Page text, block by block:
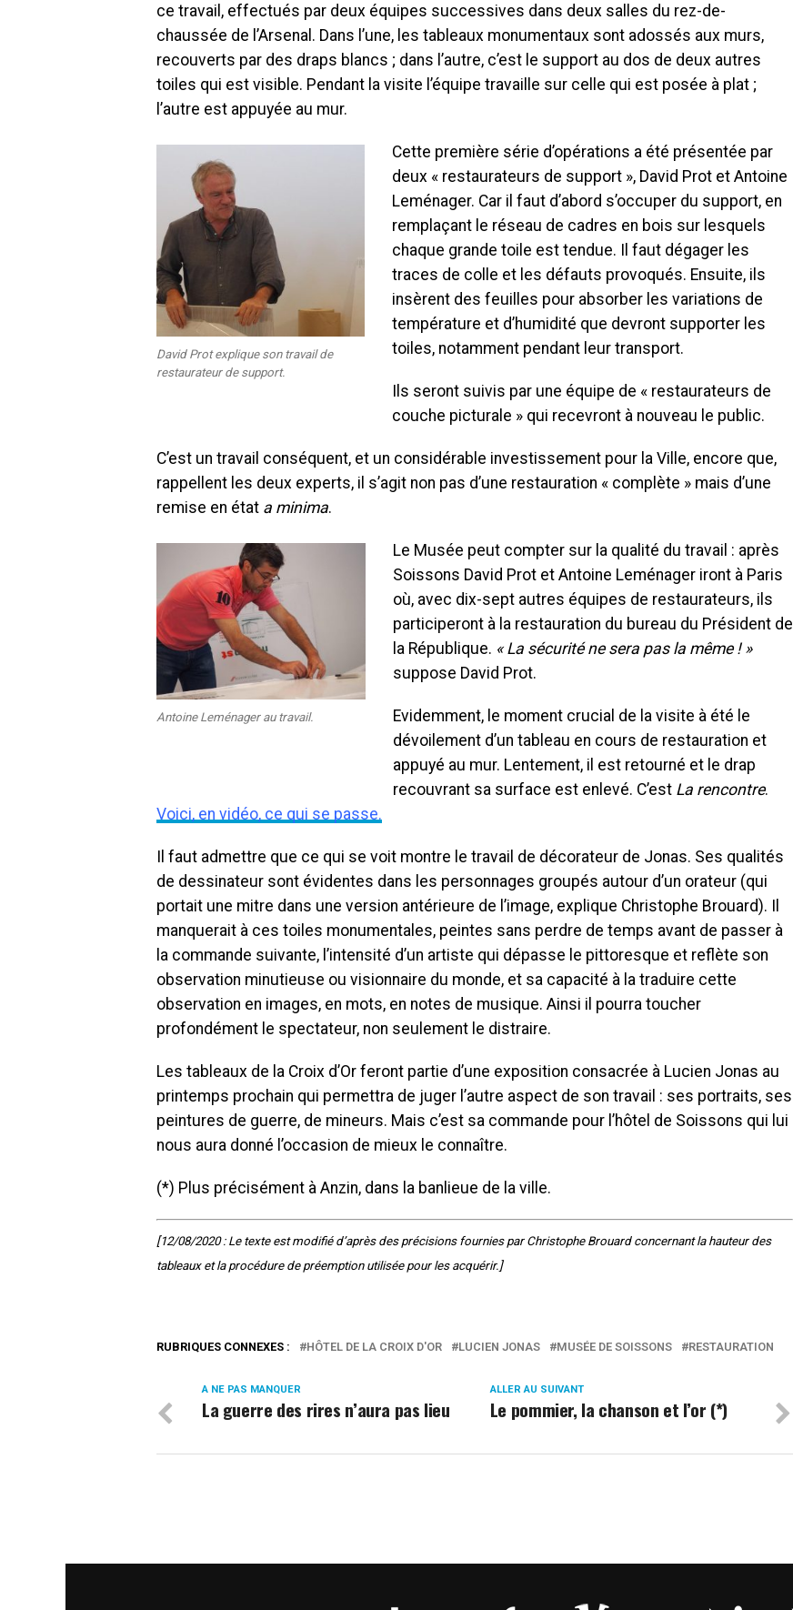
ce travail, effectués par deux équipes successives dans deux salles du rez-de-
chaussée de l’Arsenal. Dans l’une, les tableaux monumentaux sont adossés aux murs,
recouverts par des draps blancs ; dans l’autre, c’est le support au dos de deux autres
toiles qui est visible. Pendant la visite l’équipe travaille sur celle qui est posée à plat ;
l’autre est appuyée au mur.
David Prot explique son travail de
restaurateur de support.
Cette première série d’opérations a été présentée par
deux « restaurateurs de support », David Prot et Antoine
Leménager. Car il faut d’abord s’occuper du support, en
remplaçant le réseau de cadres en bois sur lesquels
chaque grande toile est tendue. Il faut dégager les
traces de colle et les défauts provoqués. Ensuite, ils
insèrent des feuilles pour absorber les variations de
température et d’humidité que devront supporter les
toiles, notamment pendant leur transport.
Ils seront suivis par une équipe de « restaurateurs de
couche picturale » qui recevront à nouveau le public.
C’est un travail conséquent, et un considérable investissement pour la Ville, encore que,
rappellent les deux experts, il s’agit non pas d’une restauration « complète » mais d’une
remise en état a minima.
Antoine Leménager au travail.
Le Musée peut compter sur la qualité du travail : après
Soissons David Prot et Antoine Leménager iront à Paris
où, avec dix-sept autres équipes de restaurateurs, ils
participeront à la restauration du bureau du Président de
la République. « La sécurité ne sera pas la même ! »
suppose David Prot.
Evidemment, le moment crucial de la visite à été le
dévoilement d’un tableau en cours de restauration et
appuyé au mur. Lentement, il est retourné et le drap
recouvrant sa surface est enlevé. C’est La rencontre.
Voici, en vidéo, ce qui se passe.
Il faut admettre que ce qui se voit montre le travail de décorateur de Jonas. Ses qualités
de dessinateur sont évidentes dans les personnages groupés autour d’un orateur (qui
portait une mitre dans une version antérieure de l’image, explique Christophe Brouard). Il
manquerait à ces toiles monumentales, peintes sans perdre de temps avant de passer à
la commande suivante, l’intensité d’un artiste qui dépasse le pittoresque et reflète son
observation minutieuse ou visionnaire du monde, et sa capacité à la traduire cette
observation en images, en mots, en notes de musique. Ainsi il pourra toucher
profondément le spectateur, non seulement le distraire.
Les tableaux de la Croix d’Or feront partie d’une exposition consacrée à Lucien Jonas au
printemps prochain qui permettra de juger l’autre aspect de son travail : ses portraits, ses
peintures de guerre, de mineurs. Mais c’est sa commande pour l’hôtel de Soissons qui lui
nous aura donné l’occasion de mieux le connaître.
(*) Plus précisément à Anzin, dans la banlieue de la ville.
[12/08/2020 : Le texte est modifié d’après des précisions fournies par Christophe Brouard concernant la hauteur des
tableaux et la procédure de préemption utilisée pour les acquérir.]
RUBRIQUES CONNEXES : HÔTEL DE LA CROIX D'OR LUCIEN JONAS MUSÉE DE SOISSONS RESTAURATION
ALLER AU SUIVANT
Le pommier, la chanson et l’or (*)
A NE PAS MANQUER
La guerre des rires n’aura pas lieu